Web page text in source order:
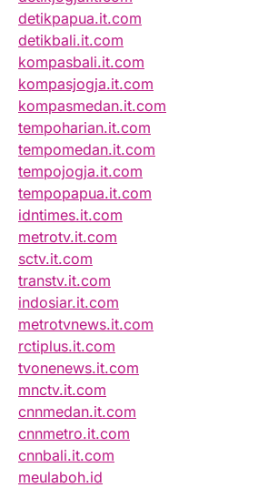
detikpapua.it.com
detikbali.it.com
kompasbali.it.com
kompasjogja.it.com
kompasmedan.it.com
tempoharian.it.com
tempomedan.it.com
tempojogja.it.com
tempopapua.it.com
idntimes.it.com
metrotv.it.com
sctv.it.com
transtv.it.com
indosiar.it.com
metrotvnews.it.com
rctiplus.it.com
tvonenews.it.com
mnctv.it.com
cnnmedan.it.com
cnnmetro.it.com
cnnbali.it.com
meulaboh.id